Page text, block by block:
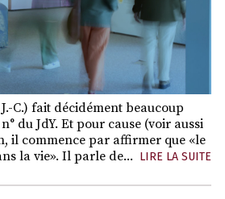
C.) fait décidément beaucoup
du JdY. Et pour cause (voir aussi
il commence par affirmer que «le
la vie». Il parle de... LIRE LA SUITE